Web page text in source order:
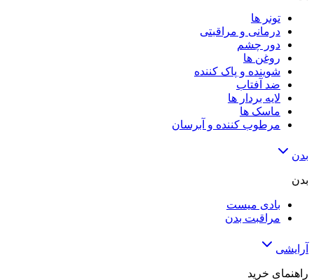
تونر ها
درمانی و مراقبتی
دور چشم
روغن ها
شوینده و پاک کننده
ضد آفتاب
لایه‌ بردار ها
ماسک ها
مرطوب کننده و آبرسان
بدن
بدن
بادی میست
مراقبت بدن
آرایشی
راهنمای خرید